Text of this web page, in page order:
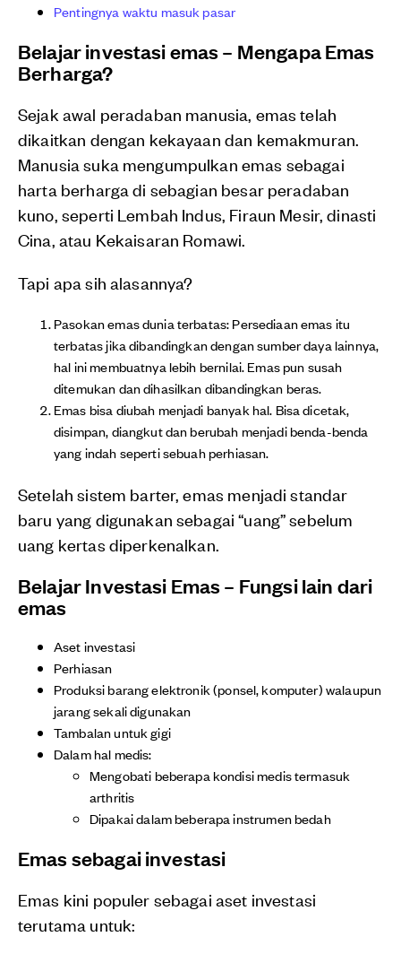
Pentingnya waktu masuk pasar
Belajar investasi emas – Mengapa Emas
Berharga?
Sejak awal peradaban manusia, emas telah
dikaitkan dengan kekayaan dan kemakmuran.
Manusia suka mengumpulkan emas sebagai
harta berharga di sebagian besar peradaban
kuno, seperti Lembah Indus, Firaun Mesir, dinasti
Cina, atau Kekaisaran Romawi.
Tapi apa sih alasannya?
Pasokan emas dunia terbatas: Persediaan emas itu
terbatas jika dibandingkan dengan sumber daya lainnya,
hal ini membuatnya lebih bernilai. Emas pun susah
ditemukan dan dihasilkan dibandingkan beras.
Emas bisa diubah menjadi banyak hal. Bisa dicetak,
disimpan, diangkut dan berubah menjadi benda-benda
yang indah seperti sebuah perhiasan.
Setelah sistem barter, emas menjadi standar
baru yang digunakan sebagai “uang” sebelum
uang kertas diperkenalkan.
Belajar Investasi Emas – Fungsi lain dari
emas
Aset investasi
Perhiasan
Produksi barang elektronik (ponsel, komputer) walaupun
jarang sekali digunakan
Tambalan untuk gigi
Dalam hal medis:
Mengobati beberapa kondisi medis termasuk
arthritis
Dipakai dalam beberapa instrumen bedah
Emas sebagai investasi
Emas kini populer sebagai aset investasi
terutama untuk: